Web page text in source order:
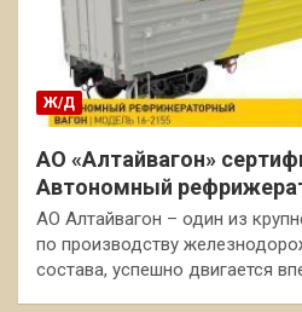
Ж/Д
АО «Алтайвагон»
Автономный
АО Алтайвагон – один из
по производству
состава, успешно двигается